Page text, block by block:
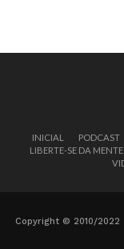
INICIAL PODCAST
LIBERTE-SE DA
Copyright © 2010/2022